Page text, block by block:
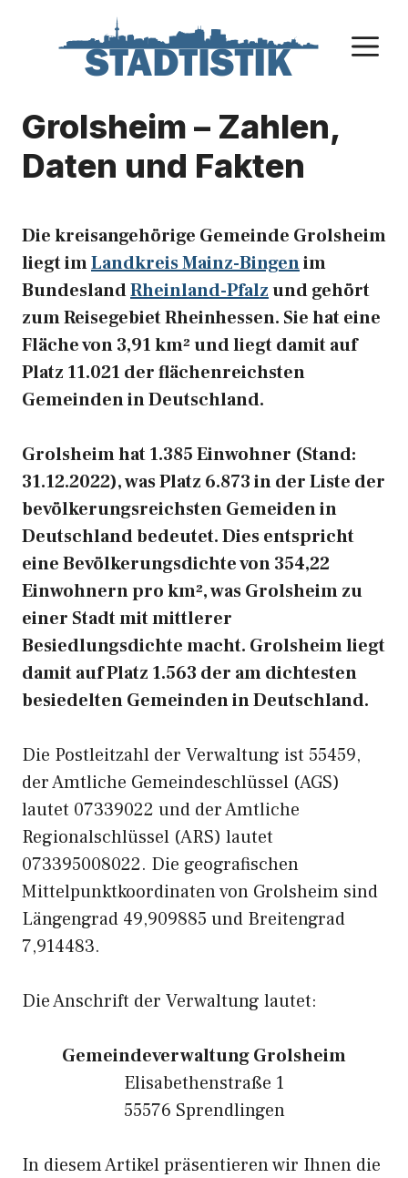
Grolsheim – Zahlen,
Daten und Fakten
Die kreisangehörige Gemeinde Grolsheim
liegt imLandkreis Mainz-Bingenim
BundeslandRheinland-Pfalzund gehört
zum Reisegebiet Rheinhessen. Sie hat eine
Fläche von 3,91 km² und liegt damit auf
Platz 11.021 der flächenreichsten
Gemeinden in Deutschland.
Grolsheim hat 1.385 Einwohner (Stand:
31.12.2022), was Platz 6.873 in der Liste der
bevölkerungsreichsten Gemeiden in
Deutschland bedeutet. Dies entspricht
eine Bevölkerungsdichte von 354,22
Einwohnern pro km², was Grolsheim zu
einer Stadt mit mittlerer
Besiedlungsdichte macht. Grolsheim liegt
damit auf Platz 1.563 der am dichtesten
besiedelten Gemeinden in Deutschland.
Die Postleitzahl der Verwaltung ist 55459,
der Amtliche Gemeindeschlüssel (AGS)
lautet 07339022 und der Amtliche
Regionalschlüssel (ARS) lautet
073395008022. Die geografischen
Mittelpunktkoordinaten von Grolsheim sind
Längengrad 49,909885 und Breitengrad
7,914483.
Die Anschrift der Verwaltung lautet:
Gemeindeverwaltung Grolsheim
Elisabethenstraße 1
55576 Sprendlingen
In diesem Artikel präsentieren wir Ihnen die